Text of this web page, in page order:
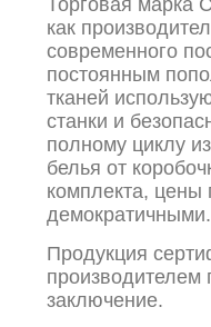
Торговая марка
как
современного
постоянным
тканей
станки и
полному циклу
белья от
комплекта, цены
демократичными.
Продукция
производителем
заключение.